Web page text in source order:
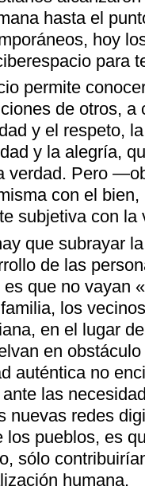
hasta el
hoy
para
permite
de otros,
y el respeto,
y la alegría,
verdad. Pero
con el
subjetiva con la
que subrayar
de las
que no vayan
los
en el lugar
en
auténtica no
las
nuevas redes
los pueblos, es
sólo
humana.